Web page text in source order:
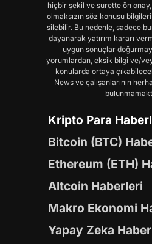
hiçbir şekil ve surette ön
olmaksızın söz konusu
silebilir. Bu nedenle, sadece
dayanarak yatırım kararı
uygun sonuçlar
yorumlardan, eksik bilgi ve/
konularda ortaya
News ve çalışanlarının
Kripto Para
Bitcoin (BTC)
Ethereum (ETH)
Altcoin Haberleri
Makro Ekonomi
Yapay Zeka